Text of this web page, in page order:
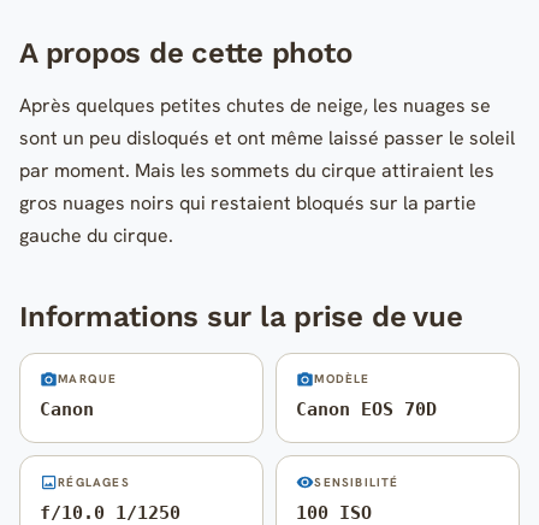
A propos de cette photo
Après quelques petites chutes de neige, les nuages se
sont un peu disloqués et ont même laissé passer le soleil
par moment. Mais les sommets du cirque attiraient les
gros nuages noirs qui restaient bloqués sur la partie
gauche du cirque.
Informations sur la prise de vue
MARQUE
Canon
MODÈLE
Canon EOS 70D
RÉGLAGES
f/10.0 1/1250
SENSIBILITÉ
100 ISO